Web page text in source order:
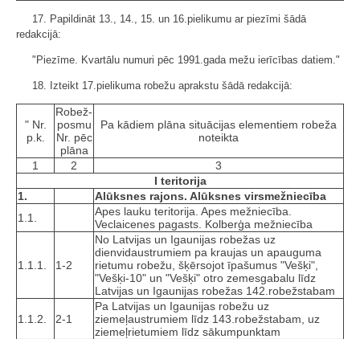
17. Papildināt 13., 14., 15. un 16.pielikumu ar piezīmi šādā
redakcijā:
"Piezīme. Kvartālu numuri pēc 1991.gada mežu ierīcības datiem."
18. Izteikt 17.pielikuma robežu aprakstu šādā redakcijā:
" Nr.
p.k.
Robež­
posmu
Nr. pēc
plāna
Pa kādiem plāna situācijas elementiem robeža
noteikta
1 2
3
I teritorija
1.
Alūksnes rajons. Alūksnes virsmežniecība
1.1.
Apes lauku teritorija. Apes mežniecība.
Veclaicenes pagasts. Kolberģa mežniecība
1.1.1. 1-2
No Latvijas un Igaunijas robežas uz
dienvidaustrumiem pa kraujas un apauguma
rietumu robežu, šķērsojot īpašumus "Vešķi",
"Vešķi-10" un "Vešķi" otro zemesgabalu līdz
Latvijas un Igaunijas robežas 142.robežstabam
1.1.2. 2-1
Pa Latvijas un Igaunijas robežu uz
ziemeļaustrumiem līdz 143.robežstabam, uz
ziemeļrietumiem līdz sākumpunktam